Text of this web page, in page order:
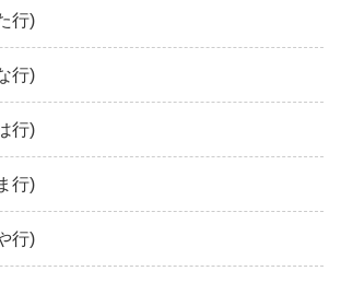
行)
行)
行)
行)
行)